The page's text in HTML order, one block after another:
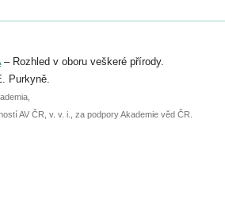
do 6. září.
přednášky nebo
– Rozhled v oboru veškeré přírody.
Purkyně.
AV ČR, v. v. i., za podpory Akademie věd ČR.